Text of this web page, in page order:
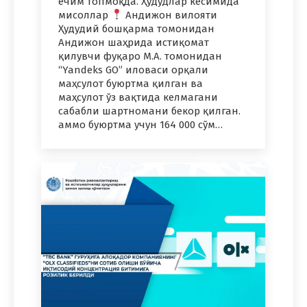
мисоллар
Андижон вилояти
Ҳудудий бошқарма томонидан
Андижон шаҳрида истиқомат
қилувчи фуқаро М.А. томонидан
“Yandeks GO” иловаси орқали
маҳсулот буюртма қилган ва
маҳсулот ўз вақтида келмагани
сабабли шартномани бекор қилган.
аммо буюртма учун 164 000 сўм…